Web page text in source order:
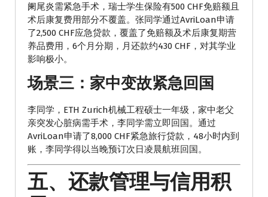
阑尾炎需紧急手术，瑞士学生保险有500 CHF免赔额且
术后康复费用部分不覆盖。张同学通过AvriLoan申请
了2,500 CHF应急贷款，覆盖了免赔额及术后康复期营
养品费用，6个月分期，月还款约430 CHF，对其学业
影响极小。
场景三：家中变故紧急回国
李同学，ETH Zurich机械工程硕士一年级，家中老父
亲突发心脏病需手术，李同学需立即回国。通过
AvriLoan申请了8,000 CHF紧急旅行贷款，48小时内到
账，李同学得以当晚预订次日凌晨航班回国。
五、还款管理与信用积